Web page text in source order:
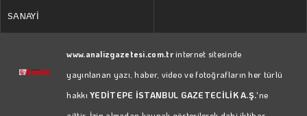
SANAYİ
www.analizgazetesi.com.trinternet sitesinde
yayınlanan yazı, haber, video ve fotoğrafların her türlü
hakkıYEDİTEPE İSTANBUL GAZETECİLİK A.Ş.'ne